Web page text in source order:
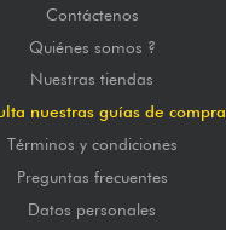
Contáctenos
Quiénes somos ?
Nuestras tiendas
nuestras guías de compra
Términos y condiciones
Preguntas frecuentes
Datos personales